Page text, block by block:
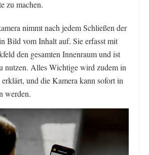
zu machen.
nimmt nach jedem Schließen der
Bild vom Inhalt auf. Sie erfasst mit
den gesamten Innenraum und ist
nutzen. Alles Wichtige wird zudem in
und die Kamera kann sofort in
werden.